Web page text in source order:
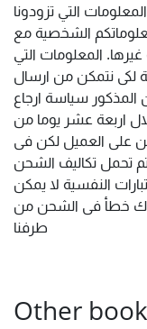
التي تزودونا
الشخصية مع
المعلومات التي
لكى نتمكن من ارسال
سياسة ارجاع
اربعة عشر يوما من
على العميل لكن فى
تحمل تكاليف الشحن
النفسية لا يمكن
خطأ فى الشحن من
طرفنا
Other